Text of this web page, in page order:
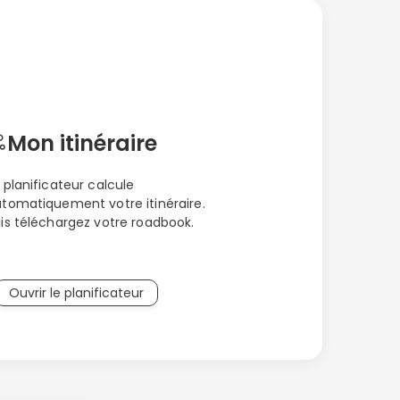
dans la bande de Caprivi où la
Mon itinéraire
planificateur calcule
votre itinéraire.
téléchargez votre roadbook.
Ouvrir le planificateur